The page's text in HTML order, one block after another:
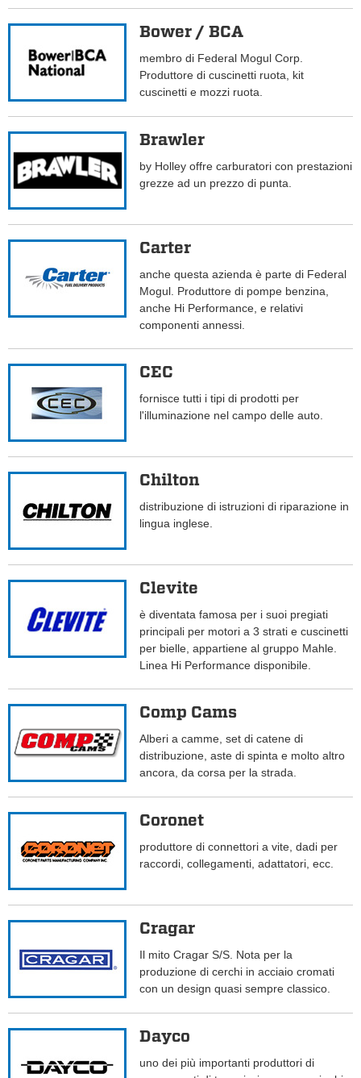
Bower / BCA
membro di Federal Mogul Corp.
Produttore di cuscinetti ruota, kit
cuscinetti e mozzi ruota.
Brawler
by Holley offre carburatori con prestazioni
grezze ad un prezzo di punta.
Carter
anche questa azienda è parte di Federal
Mogul. Produttore di pompe benzina,
anche Hi Performance, e relativi
componenti annessi.
CEC
fornisce tutti i tipi di prodotti per
l'illuminazione nel campo delle auto.
Chilton
distribuzione di istruzioni di riparazione in
lingua inglese.
Clevite
è diventata famosa per i suoi pregiati
principali per motori a 3 strati e cuscinetti
per bielle, appartiene al gruppo Mahle.
Linea Hi Performance disponibile.
Comp Cams
Alberi a camme, set di catene di
distribuzione, aste di spinta e molto altro
ancora, da corsa per la strada.
Coronet
produttore di connettori a vite, dadi per
raccordi, collegamenti, adattatori, ecc.
Cragar
Il mito Cragar S/S. Nota per la
produzione di cerchi in acciaio cromati
con un design quasi sempre classico.
Dayco
uno dei più importanti produttori di